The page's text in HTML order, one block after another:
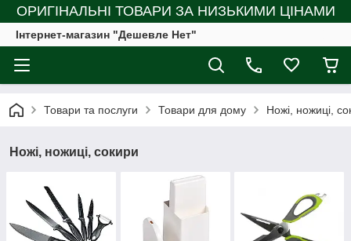
ОРИГІНАЛЬНІ ТОВАРИ ЗА НИЗЬКИМИ ЦІНАМИ
Інтернет-магазин "Дешевле Нет"
Товари та послуги Товари для дому Ножі, ножиці,
Ножі, ножиці, сокири